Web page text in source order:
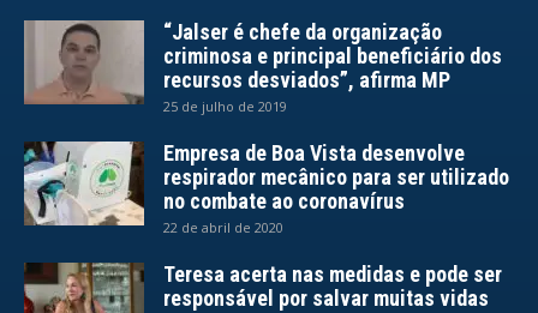
“Jalser é chefe da organização
criminosa e principal beneficiário dos
recursos desviados”, afirma MP
25 de julho de 2019
Empresa de Boa Vista desenvolve
respirador mecânico para ser utilizado
no combate ao coronavírus
22 de abril de 2020
Teresa acerta nas medidas e pode ser
responsável por salvar muitas vidas